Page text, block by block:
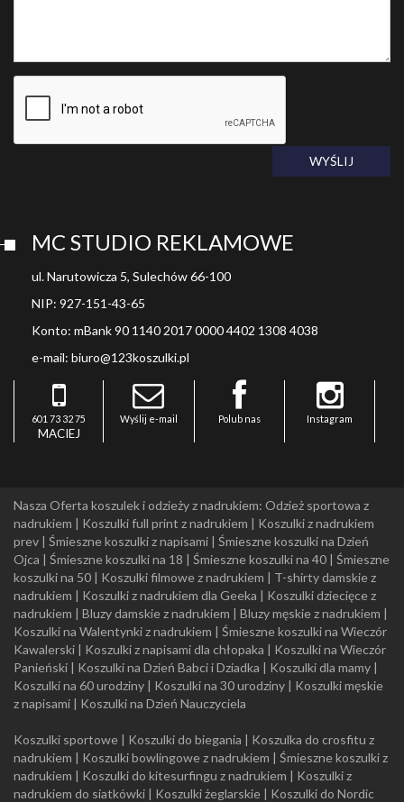
WYŚLIJ
MC STUDIO REKLAMOWE
ul. Narutowicza 5, Sulechów 66-100
NIP: 927-151-43-65
Konto: mBank 90 1140 2017 0000 4402 1308 4038
e-mail: biuro@123koszulki.pl
601 73 32 75
MACIEJ
Wyślij e-mail Polub nas Instagram
Nasza Oferta koszulek i odzieży z nadrukiem: Odzież sportowa z
nadrukiem | Koszulki full print z nadrukiem | Koszulki z nadrukiem
prev | Śmieszne koszulki z napisami | Śmieszne koszulki na Dzień
Ojca | Śmieszne koszulki na 18 | Śmieszne koszulki na 40 | Śmieszne
koszulki na 50 | Koszulki filmowe z nadrukiem | T-shirty damskie z
nadrukiem | Koszulki z nadrukiem dla Geeka | Koszulki dziecięce z
nadrukiem | Bluzy damskie z nadrukiem | Bluzy męskie z nadrukiem |
Koszulki na Walentynki z nadrukiem | Śmieszne koszulki na Wieczór
Kawalerski | Koszulki z napisami dla chłopaka | Koszulki na Wieczór
Panieński | Koszulki na Dzień Babci i Dziadka | Koszulki dla mamy |
Koszulki na 60 urodziny | Koszulki na 30 urodziny | Koszulki męskie
z napisami | Koszulki na Dzień Nauczyciela
Koszulki sportowe | Koszulki do biegania | Koszulka do crosfitu z
nadrukiem | Koszulki bowlingowe z nadrukiem | Śmieszne koszulki z
nadrukiem | Koszulki do kitesurfingu z nadrukiem | Koszulki z
nadrukiem do siatkówki | Koszulki żeglarskie | Koszulki do Nordic